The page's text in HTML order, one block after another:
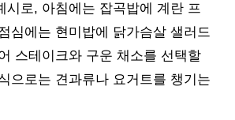
시로, 아침에는 잡곡밥에 계란 프
심에는 현미밥에 닭가슴살 샐러드
스테이크와 구운 채소를 선택할
으로는 견과류나 요거트를 챙기는